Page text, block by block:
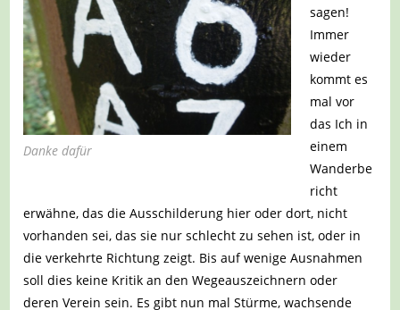
Danke dafür
sagen!
Immer
wieder
kommt es
mal vor
das Ich in
einem
Wanderbe
richt
erwähne, das die Ausschilderung hier oder dort, nicht
vorhanden sei, das sie nur schlecht zu sehen ist, oder in
die verkehrte Richtung zeigt. Bis auf wenige Ausnahmen
soll dies keine Kritik an den Wegeauszeichnern oder
deren Verein sein. Es gibt nun mal Stürme, wachsende